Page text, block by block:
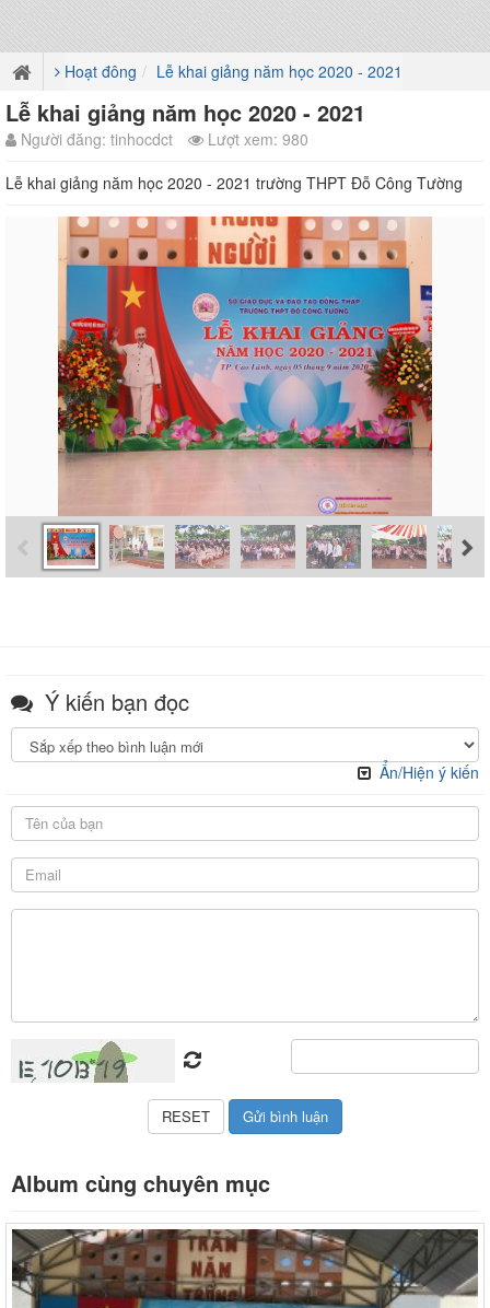
Hoạt đông Lễ khai giảng năm học 2020 - 2021
Lễ khai giảng năm học 2020 - 2021
Người đăng: tinhocdct
Lượt xem: 980
Lễ khai giảng năm học 2020 - 2021 trường THPT Đỗ Công Tường
Ý kiến bạn đọc
Ẩn/Hiện ý kiến
Album cùng chuyên mục